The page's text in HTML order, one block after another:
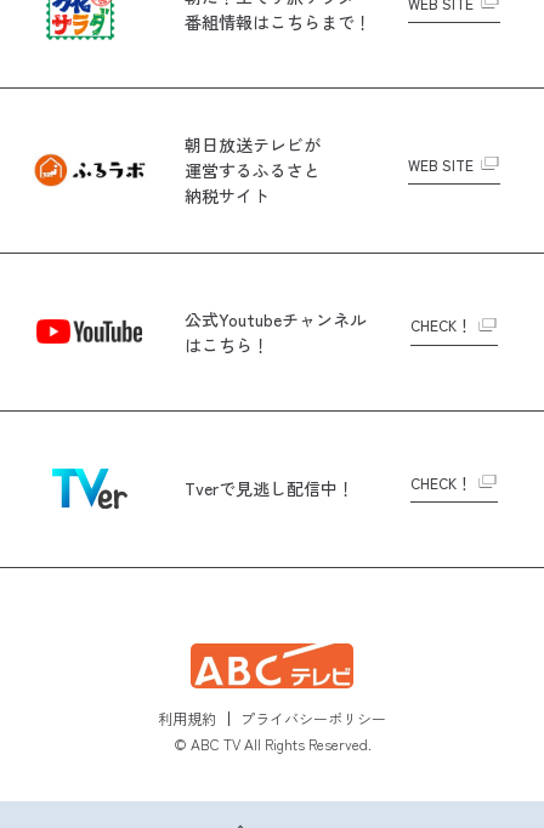
番組情報はこちらまで！
朝日放送テレビが
運営するふるさと
納税サイト
WEB SITE
公式Youtubeチャンネル
はこちら！
CHECK！
Tverで見逃し配信中！ CHECK！
利用規約
プライバシーポリシー
© ABC TV All Rights Reserved.